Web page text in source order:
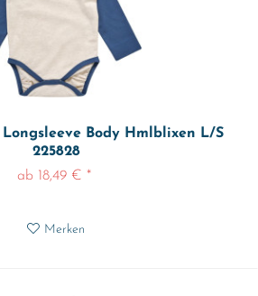
Body Hmlblixen L/S
225828
ab 18,49 € *
Merken